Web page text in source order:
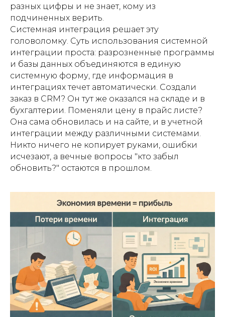
разных цифры и не знает, кому из
подчиненных верить.
Системная интеграция решает эту
головоломку. Суть использования системной
интеграции проста: разрозненные программы
и базы данных объединяются в единую
системную форму, где информация в
интеграциях течет автоматически. Создали
заказ в CRM? Он тут же оказался на складе и в
бухгалтерии. Поменяли цену в прайс листе?
Она сама обновилась и на сайте, и в учетной
интеграции между различными системами.
Никто ничего не копирует руками, ошибки
исчезают, а вечные вопросы "кто забыл
обновить?" остаются в прошлом.